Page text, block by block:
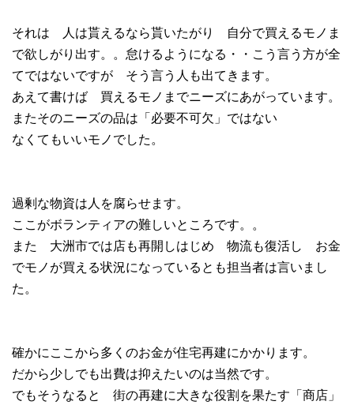
それは 人は貰えるなら貰いたがり 自分で買えるモノま
で欲しがり出す。。怠けるようになる・・こう言う方が全
てではないですが そう言う人も出てきます。
あえて書けば 買えるモノまでニーズにあがっています。
またそのニーズの品は「必要不可欠」ではない
なくてもいいモノでした。
過剰な物資は人を腐らせます。
ここがボランティアの難しいところです。。
また 大洲市では店も再開しはじめ 物流も復活し お金
でモノが買える状況になっているとも担当者は言いまし
た。
確かにここから多くのお金が住宅再建にかかります。
だから少しでも出費は抑えたいのは当然です。
でもそうなると 街の再建に大きな役割を果たす「商店」